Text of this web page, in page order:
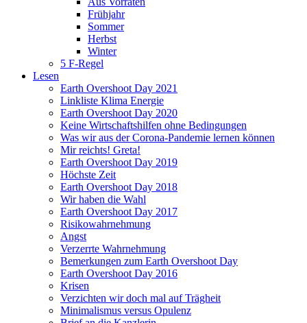
Frühjahr
Sommer
Herbst
Winter
5 F-Regel
Lesen
Earth Overshoot Day 2021
Linkliste Klima Energie
Earth Overshoot Day 2020
Keine Wirtschaftshilfen ohne Bedingungen
Was wir aus der Corona-Pandemie lernen können
Mir reichts! Greta!
Earth Overshoot Day 2019
Höchste Zeit
Earth Overshoot Day 2018
Wir haben die Wahl
Earth Overshoot Day 2017
Risikowahrnehmung
Angst
Verzerrte Wahrnehmung
Bemerkungen zum Earth Overshoot Day
Earth Overshoot Day 2016
Krisen
Verzichten wir doch mal auf Trägheit
Minimalismus versus Opulenz